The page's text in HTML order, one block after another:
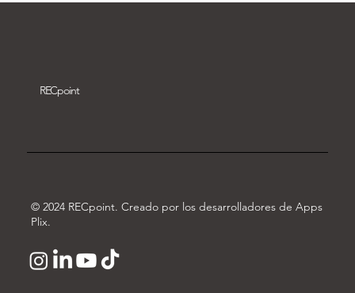
RECpoint
© 2024 RECpoint. Creado por los desarrolladores de Apps
Plix.